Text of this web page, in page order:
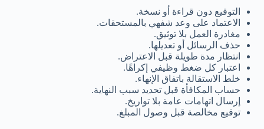
التوقيع دون قراءة أو نسخة.
الاعتماد على وعد شفهي بالمستحقات.
مغادرة العمل بلا توثيق.
حذف الرسائل أو تعديلها.
انتظار مدة طويلة قبل الاعتراض.
اعتبار كل ضغط وظيفي إكراهًا.
خلط الاستقالة باتفاق الإنهاء.
حساب المكافأة قبل تحديد سبب النهاية.
إرسال اتهامات عامة بلا تواريخ.
توقيع مخالصة قبل وصول المبلغ.